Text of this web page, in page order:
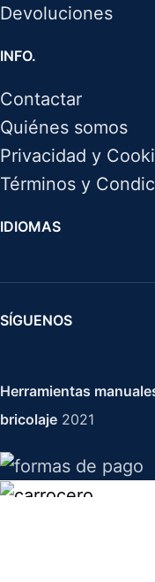
Devoluciones
INFO.
Contactar
Quiénes somos
Privacidad y
Términos y
IDIOMAS
SÍGUENOS
Herramientas
bricolaje 2021